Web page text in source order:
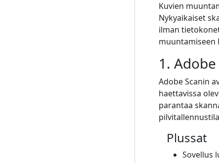
Kuvien
Nykyaikaiset
ilman
muuntamiseen
1. Adobe
Adobe Scanin
haettavissa
parantaa
Plussat
Sovellus